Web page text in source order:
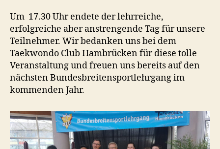
Um 17.30 Uhr endete der lehrreiche,
erfolgreiche aber anstrengende Tag für unsere
Teilnehmer. Wir bedanken uns bei dem
Taekwondo Club Hambrücken für diese tolle
Veranstaltung und freuen uns bereits auf den
nächsten Bundesbreitensportlehrgang im
kommenden Jahr.